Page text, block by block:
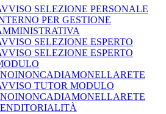
SELEZIONE PERSONALE
PER GESTIONE
SELEZIONE ESPERTO
SELEZIONE ESPERTO
TUTOR MODULO